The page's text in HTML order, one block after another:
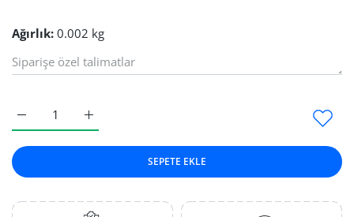
Ağırlık: 0.002 kg
Bristle Disk 400 19 mm Mavi Default Title için
Bristle Disk 400 19 mm Mavi Default Title için adedi artırın
SEPETE EKLE